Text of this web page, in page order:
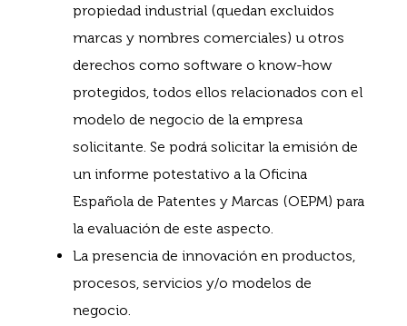
propiedad industrial (quedan excluidos
marcas y nombres comerciales) u otros
derechos como software o know-how
protegidos, todos ellos relacionados con el
modelo de negocio de la empresa
solicitante. Se podrá solicitar la emisión de
un informe potestativo a la Oficina
Española de Patentes y Marcas (OEPM) para
la evaluación de este aspecto.
La presencia de innovación en productos,
procesos, servicios y/o modelos de
negocio.